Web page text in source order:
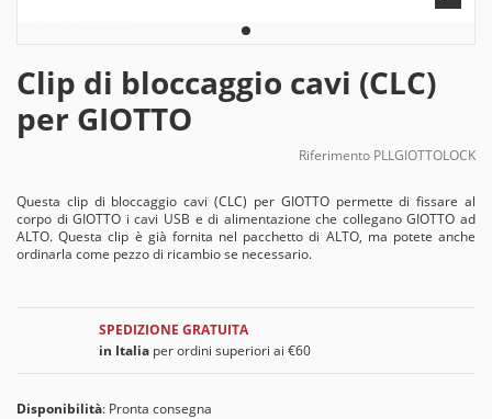
Clip di bloccaggio cavi (CLC)
per GIOTTO
Riferimento PLLGIOTTOLOCK
Questa clip di bloccaggio cavi (CLC) per GIOTTO permette di fissare al
corpo di GIOTTO i cavi USB e di alimentazione che collegano GIOTTO ad
ALTO. Questa clip è già fornita nel pacchetto di ALTO, ma potete anche
ordinarla come pezzo di ricambio se necessario.
SPEDIZIONE GRATUITA
in Italiaper ordini superiori ai €60
Disponibilità: Pronta consegna